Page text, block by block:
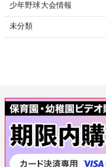
少年野球大会情報
未分類